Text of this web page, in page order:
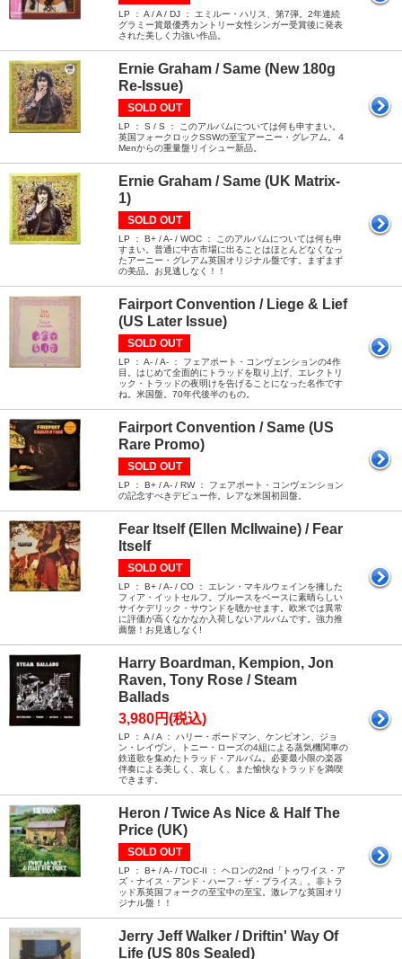
LP ： A / A / DJ ： エミルー・ハリス、第7弾。2年連続
グラミー賞最優秀カントリー女性シンガー受賞後に発表
された美しく力強い作品。
Ernie Graham / Same (New 180g
Re-Issue)
SOLD OUT
LP ： S / S ： このアルバムについては何も申すまい。
英国フォークロックSSWの至宝アーニー・グレアム。４
Menからの重量盤リイシュー新品。
Ernie Graham / Same (UK Matrix-
1)
SOLD OUT
LP ： B+ / A- / WOC ： このアルバムについては何も申
すまい。普通に中古市場に出ることはほとんどなくなっ
たアーニー・グレアム英国オリジナル盤です。まずまず
の美品。お見逃しなく！！
Fairport Convention / Liege & Lief
(US Later Issue)
SOLD OUT
LP ： A- / A- ： フェアポート・コンヴェンションの4作
目。はじめて全面的にトラッドを取り上げ、エレクトリ
ック・トラッドの夜明けを告げることになった名作です
ね。米国盤。70年代後半のもの。
Fairport Convention / Same (US
Rare Promo)
SOLD OUT
LP ： B+ / A- / RW ： フェアポート・コンヴェンション
の記念すべきデビュー作。レアな米国初回盤。
Fear Itself (Ellen McIlwaine) / Fear
Itself
SOLD OUT
LP ： B+ / A- / CO ： エレン・マキルウェインを擁した
フィア・イットセルフ。ブルースをベースに素晴らしい
サイケデリック・サウンドを聴かせます。欧米では異常
に評価が高くなかなか入荷しないアルバムです。強力推
薦盤！お見逃しなく!
Harry Boardman, Kempion, Jon
Raven, Tony Rose / Steam
Ballads
3,980円(税込)
LP ： A / A ： ハリー・ボードマン、ケンピオン、ジョ
ン・レイヴン、トニー・ローズの4組による蒸気機関車の
鉄道歌を集めたトラッド・アルバム。必要最小限の楽器
伴奏による美しく、哀しく、また愉快なトラッドを満喫
できます。
Heron / Twice As Nice & Half The
Price (UK)
SOLD OUT
LP ： B+ / A- / TOC-II ： ヘロンの2nd「トゥワイス・ア
ズ・ナイス・アンド・ハーフ・ザ・プライス」。非トラ
ッド系英国フォークの至宝中の至宝。激レアな英国オリ
ジナル盤！！
Jerry Jeff Walker / Driftin' Way Of
Life (US 80s Sealed)